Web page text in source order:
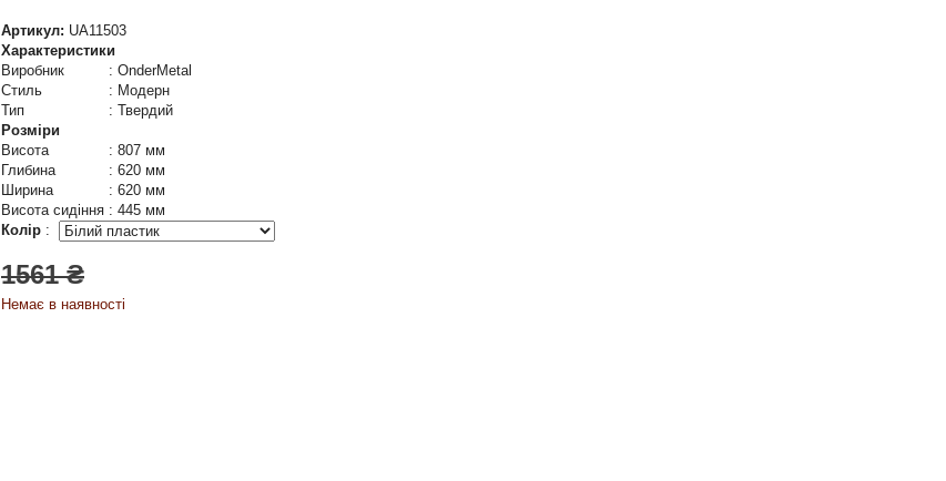
Артикул: UA11503
Характеристики
Виробник
: OnderMetal
Стиль
: Модерн
Тип
: Твердий
Розміри
Висота
: 807 мм
Глибина
: 620 мм
Ширина
: 620 мм
Висота сидіння : 445 мм
Колір :
1561 ₴
Немає в наявності